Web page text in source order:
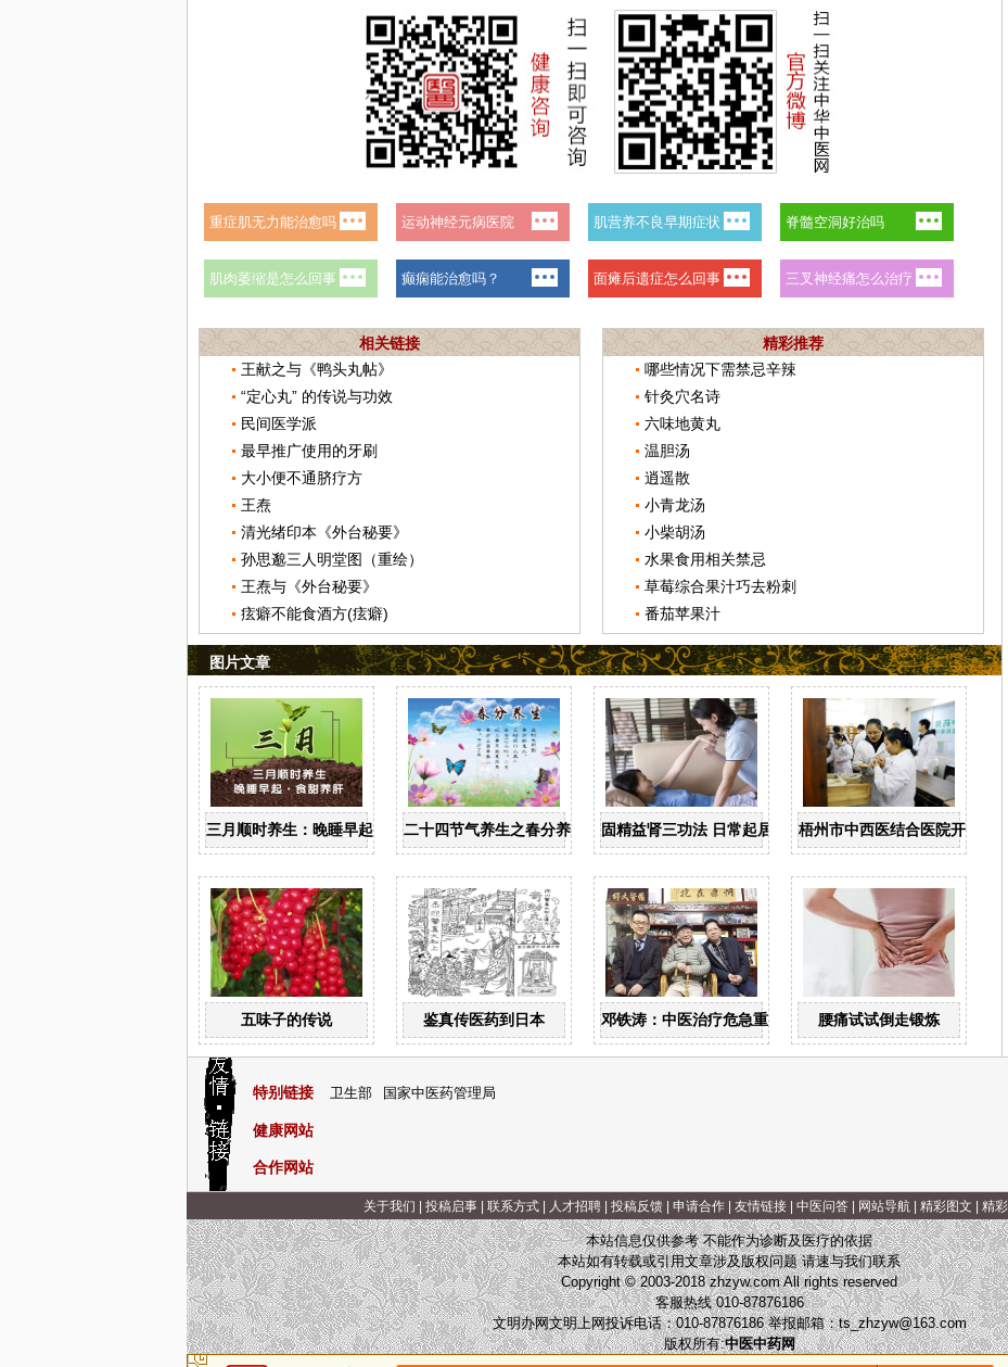
相关链接
王献之与《鸭头丸帖》
“定心丸” 的传说与功效
民间医学派
最早推广使用的牙刷
大小便不通脐疗方
王焘
清光绪印本《外台秘要》
孙思邈三人明堂图（重绘）
王焘与《外台秘要》
痃癖不能食酒方(痃癖)
精彩推荐
哪些情况下需禁忌辛辣
针灸穴名诗
六味地黄丸
温胆汤
逍遥散
小青龙汤
小柴胡汤
水果食用相关禁忌
草莓综合果汁巧去粉刺
番茄苹果汁
图片文章
三月顺时养生：晚睡早起 食甜养肝二十四节气养生之春分养生 固精益肾三功法 日常起居均可做梧州市中西医结合医院开展中
五味子的传说 鉴真传医药到日本 邓铁涛：中医治疗危急重症大有可为腰痛试试倒走锻炼
特别链接 卫生部 国家中医药管理局
健康网站
合作网站
关于我们 投稿启事| 联系方式| 人才招聘| 投稿反馈| 申请合作| 友情链接| 中医问答| 网站导航| 精彩图文 精
本站信息仅供参考 不能作为诊断及医疗的依据
本站如有转载或引用文章涉及版权问题 请速与我们联系
Copyright © 2003-2018 zhzyw.com All rights reserved
客服热线 010-87876186
文明办网文明上网投诉电话：010-87876186 举报邮箱：ts_zhzyw@163.com
版权所有:中医中药网